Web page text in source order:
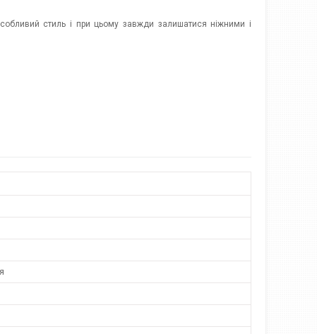
стиль і при цьому завжди залишатися ніжними і